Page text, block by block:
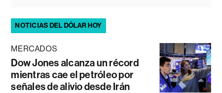
NOTICIAS DEL DÓLAR HOY
MERCADOS
Dow Jones alcanza un récord
mientras cae el petróleo por
señales de alivio desde Irán